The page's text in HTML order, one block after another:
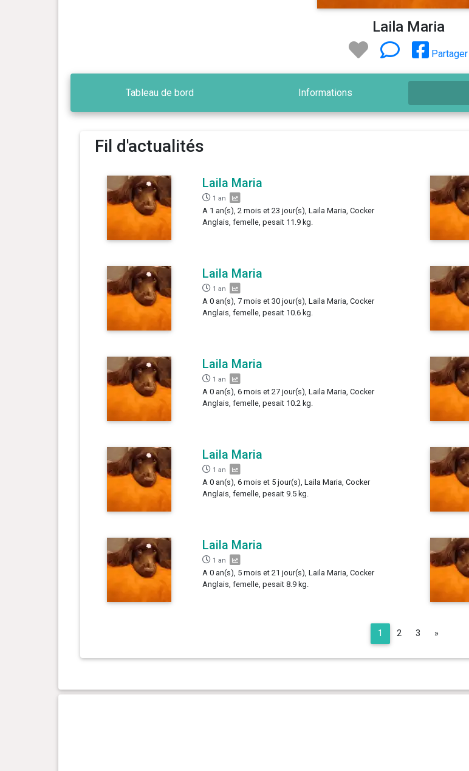
Laila Maria
Partager
Tableau de bord Informations
Fil d'actualités
Laila Maria
1 an
A 1 an(s), 2 mois et 23 jour(s), Laila Maria, Cocker
Anglais, femelle, pesait 11.9 kg.
Laila Maria
1 an
A 0 an(s), 7 mois et 30 jour(s), Laila Maria, Cocker
Anglais, femelle, pesait 10.6 kg.
Laila Maria
1 an
A 0 an(s), 6 mois et 27 jour(s), Laila Maria, Cocker
Anglais, femelle, pesait 10.2 kg.
Laila Maria
1 an
A 0 an(s), 6 mois et 5 jour(s), Laila Maria, Cocker
Anglais, femelle, pesait 9.5 kg.
Laila Maria
1 an
A 0 an(s), 5 mois et 21 jour(s), Laila Maria, Cocker
Anglais, femelle, pesait 8.9 kg.
1 2 3 »